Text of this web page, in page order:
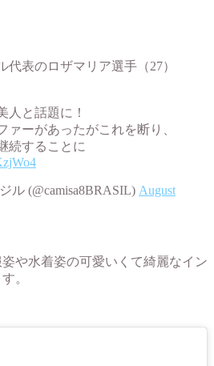
代表のロザマリア選手（27）
人と話題に！
ァーがあったがこれを断り、
続することに
ル (@camisa8BRASIL) August
や水着姿の可愛いくて綺麗なイン
。